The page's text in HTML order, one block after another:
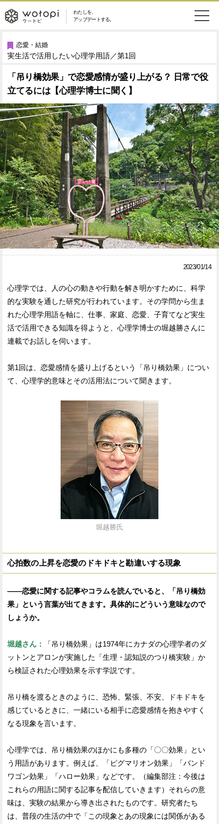
わたしを、
アップデートする。
wotopi
-
ウ
ー
ト
ピ
メ
ニ
ー
恋愛・結婚
美容・コスメ 妊娠・出産
健康
ライフスタイル ファッション
ソーシャル SDGs
アイテム
検
索
ウートピとは？
Facebook
ェ
ア
す
る
Twitter
ェ
ア
す
恋愛・結婚
実生活で活用したい心理学用語／第1回
「吊り橋効果」で恋愛感情が盛り上がる？ 日常で役
立てるには【心理学博士に聞く】
2023/01/14
心理学では、人の心の動きや行動を解き明かすために、科学
的な実験を通した研究が行われています。その学問から生ま
れた心理学用語を軸に、仕事、家庭、恋愛、子育てなど実生
活で活用できる知識を得ようと、心理学博士の堀越勝さんに
連載でお話しを伺います。
第1回は、恋愛感情を盛り上げるという「吊り橋効果」につい
て、心理学的意味とその活用法について聞きます。
堀越勝氏
心拍数の上昇を恋愛のドキドキと勘違いする現象
——恋愛に関する記事やコラムを読んでいると、「吊り橋効
果」という言葉が出てきます。具体的にどういう意味なので
しょうか。
堀越さん：
「吊り橋効果」は1974年にカナダの心理学者のダ
ットンとアロンが実施した「生理・認知説のつり橋実験」か
ら検証された心理効果を示す学説です。
吊り橋を渡るときのように、恐怖、緊張、不安、ドキドキを
感じているときに、一緒にいる相手に恋愛感情を抱きやすく
なる現象を言います。
心理学では、吊り橋効果のほかにも多種の「〇〇効果」とい
う用語があります。例えば、「ピグマリオン効果」「バンド
ワゴン効果」「ハロー効果」などです。（編集部注：今後は
これらの用語に関する記事を配信していきます）それらの意
味は、実験の結果から導き出されたものです。研究者たち
は、普段の生活の中で「この現象とあの現象には関係がある